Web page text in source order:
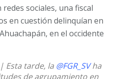
sociales, una fiscal
en cuestión delinquían en
en el occidente
Esta tarde, la @FGR_SVha
de agrupamiento en